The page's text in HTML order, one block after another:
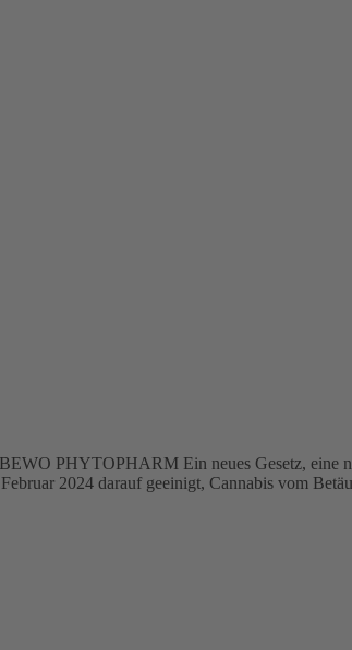
PHYTOPHARM Ein neues Gesetz, eine
2024 darauf geeinigt, Cannabis vom